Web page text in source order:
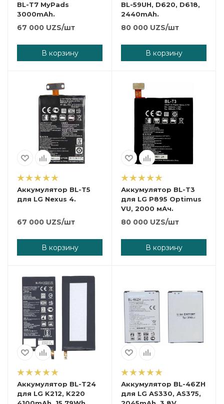
BL-T7 MyPads
3000mAh.
67 000 UZS/шт
В корзину
BL-59UH, D620, D618,
2440mAh.
80 000 UZS/шт
В корзину
Аккумулятор BL-T5
для LG Nexus 4.
67 000 UZS/шт
В корзину
Аккумулятор BL-T3
для LG P895 Optimus
VU, 2000 мАч.
80 000 UZS/шт
В корзину
Аккумулятор BL-T24
для LG K212, K220
Аккумулятор BL-46ZH
для LG AS330, AS375,